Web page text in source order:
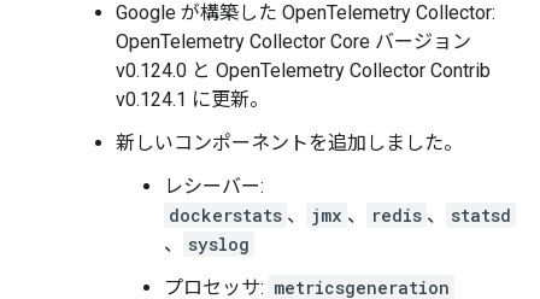
Google が構築した OpenTelemetry Collector:
OpenTelemetry Collector Core バージョン
v0.124.0 と OpenTelemetry Collector Contrib
v0.124.1 に更新。
新しいコンポーネントを追加しました。
レシーバー:
dockerstats 、 jmx 、 redis 、
statsd
、
syslog
プロセッサ: metricsgeneration